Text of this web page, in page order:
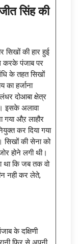
सिंह की
की हार हुई
करके पंजाब पर
के तहत सिखों
हर्जाना
दोआबा क्षेत्र
इसके अलावा
गया औऱ लाहौर
कर दिया गया
सिखों की सेना को
होने लगी थी।
था कि जब तक वो
नही कर लेते,
के दक्षिणी